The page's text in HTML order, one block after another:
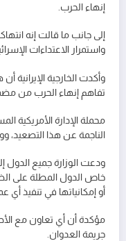
إنهاء الحرب.
إلى جانب ما قالت إنه
واستمرار الاعتداءات
وأكدت الخارجية الإيرانية
تفاهم إنهاء الحرب من
محملة الإدارة الأمريكية
الناجمة عن هذا التصعيد،
ودعت الوزارة جميع الدول
خاص الدول المطلة على
أو إمكانياتها في تنفيذ
مؤكدة أن أي تعاون مع
جريمة العدوان.